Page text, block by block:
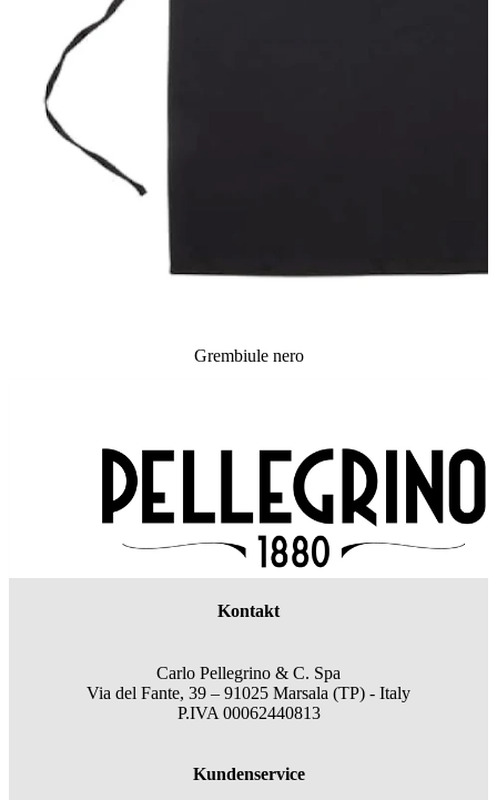
Grembiule nero
Kontakt
Carlo Pellegrino & C. Spa
Via del Fante, 39 – 91025 Marsala (TP) - Italy
P.IVA 00062440813
Kundenservice